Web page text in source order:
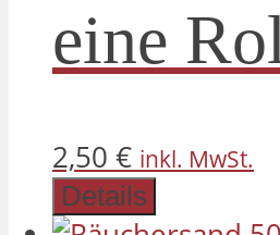
eine
2,50 € inkl. MwSt.
Details